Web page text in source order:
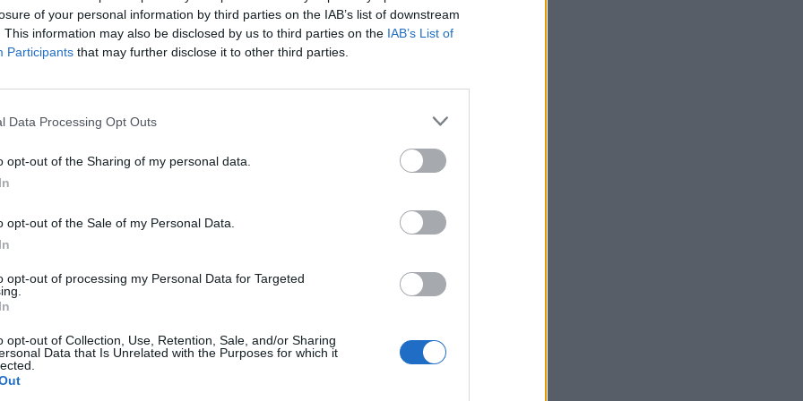
of your personal information by third parties on the IAB’s list of downstream
This information may also be disclosed by us to third parties on the IAB’s List of
Participants that may further disclose it to other third parties.
Data Processing Opt Outs
opt-out of the Sharing of my personal data.
opt-out of the Sale of my Personal Data.
opt-out of processing my Personal Data for Targeted
opt-out of Collection, Use, Retention, Sale, and/or Sharing
Data that Is Unrelated with the Purposes for which it
tavaly augusztusban produkált utoljára. A Dow végül 0,75, az S&P 500
0,39 százalékot veszített értékéből a nap végére.
Megosztás Nyomás alá került a pénzügyi szektor Ahogy a figyelem az európai
reagáló bankpapírok....
portfolio.hu hírarchívumához tartozik, melynek olvasása előfizetéses
tartalmazza:
cikkarchívum
Előfizetés